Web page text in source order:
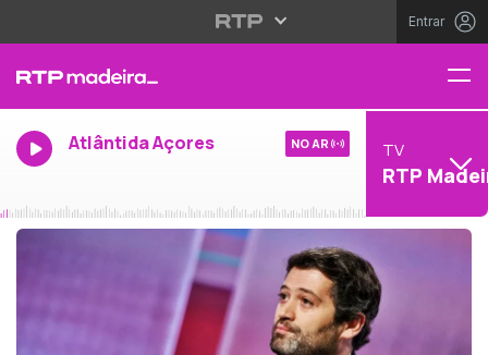
Entrar
Atlântida Açores NO AR TV
RTP